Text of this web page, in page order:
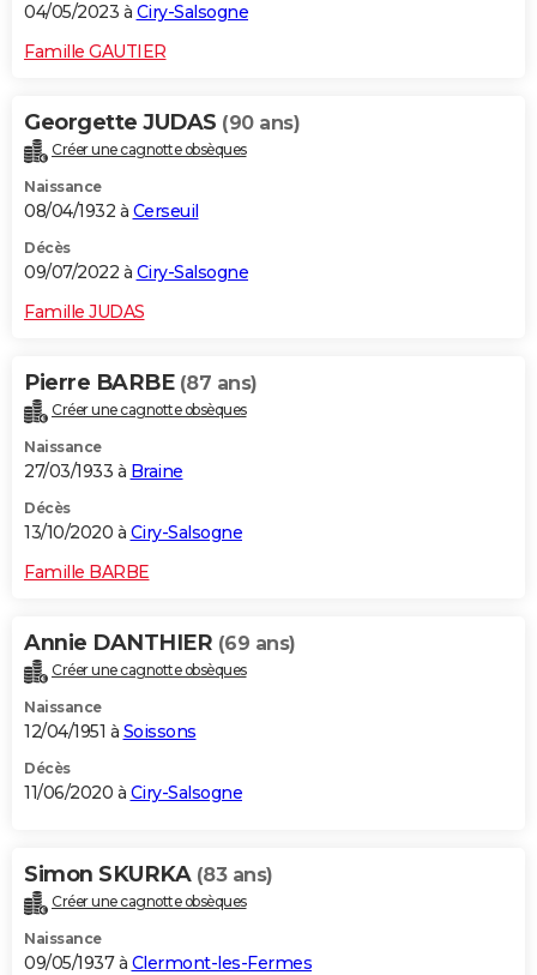
04/05/2023 à Ciry-Salsogne
Famille GAUTIER
Georgette JUDAS (90 ans)
Créer une cagnotte obsèques
Naissance
08/04/1932 à Cerseuil
Décès
09/07/2022 à Ciry-Salsogne
Famille JUDAS
Pierre BARBE (87 ans)
Créer une cagnotte obsèques
Naissance
27/03/1933 à Braine
Décès
13/10/2020 à Ciry-Salsogne
Famille BARBE
Annie DANTHIER (69 ans)
Créer une cagnotte obsèques
Naissance
12/04/1951 à Soissons
Décès
11/06/2020 à Ciry-Salsogne
Simon SKURKA (83 ans)
Créer une cagnotte obsèques
Naissance
09/05/1937 à Clermont-les-Fermes